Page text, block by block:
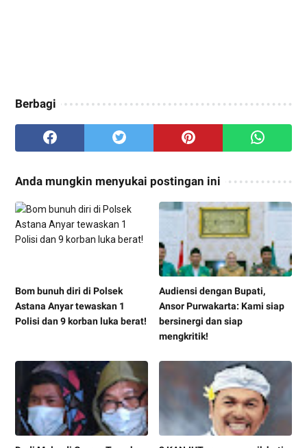
Berbagi
Anda mungkin menyukai postingan ini
Bom bunuh diri di Polsek
Astana Anyar tewaskan 1
Polisi dan 9 korban luka berat!
Audiensi dengan Bupati,
Ansor Purwakarta: Kami siap
bersinergi dan siap
mengkritik!